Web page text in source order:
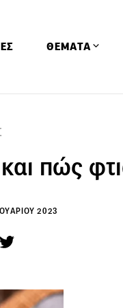
ΘΕΜΑΤΑ
Ειδήσεις
Έρευνες
πώς
2023